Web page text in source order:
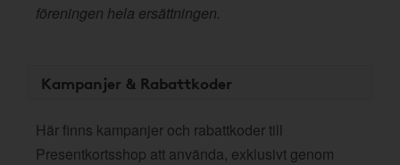
föreningen hela ersättningen.
Kampanjer & Rabattkoder
Här finns kampanjer och rabattkoder till
Presentkortsshop att använda, exklusivt genom